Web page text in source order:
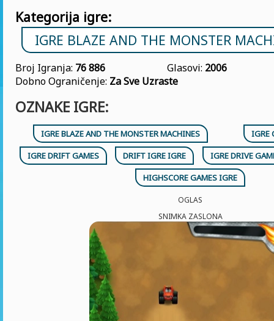
Kategorija igre:
IGRE BLAZE AND THE MONSTER
Broj Igranja: 76 886 Glasovi: 2006
Dobno Ograničenje: Za Sve Uzraste
OZNAKE IGRE:
IGRE BLAZE AND THE MONSTER MACHINES
IGRE
IGRE DRIFT GAMES
DRIFT IGRE IGRE
IGRE DRIVE
HIGHSCORE GAMES IGRE
OGLAS
SNIMKA ZASLONA